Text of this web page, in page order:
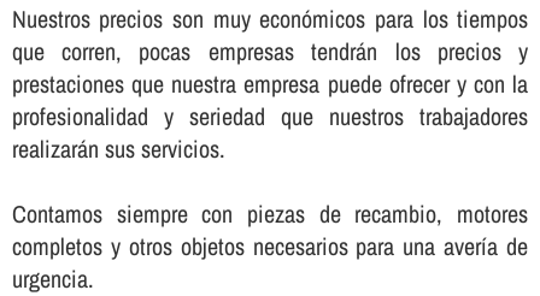
Nuestros precios son muy económicos para los tiempos
que corren, pocas empresas tendrán los precios y
prestaciones que nuestra empresa puede ofrecer y con la
profesionalidad y seriedad que nuestros trabajadores
realizarán sus servicios.
Contamos siempre con piezas de recambio, motores
completos y otros objetos necesarios para una averí­a de
urgencia.